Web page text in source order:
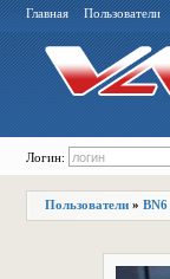
Главная Пользователи
Логин:
Пользователи » BN6